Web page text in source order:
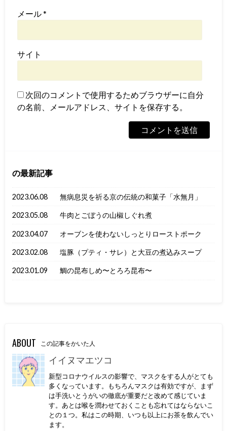
メール*
サイト
次回のコメントで使用するためブラウザーに自分
の名前、メールアドレス、サイトを保存する。
の最新記事
2023.06.08 無病息災を祈る京の伝統の和菓子「水無月」
2023.05.08 牛肉とごぼうの山椒しぐれ煮
2023.04.07 オーブンを使わないしっとりローストポーク
2023.02.08 塩豚（プティ・サレ）と大豆の煮込みスープ
2023.01.09 鯛の昆布しめ〜とろろ昆布〜
ABOUT この記事をかいた人
イイヌマエツコ
新型コロナウイルスの影響で、マスクをする人がとても
多くなっています。もちろんマスクは有効ですが、まず
は手洗いとうがいの徹底が重要だと改めて感じていま
す。あとは喉を潤わせておくことも忘れてはならないこ
との１つ。私はこの時期、いつも以上にお茶を飲んでい
ます。